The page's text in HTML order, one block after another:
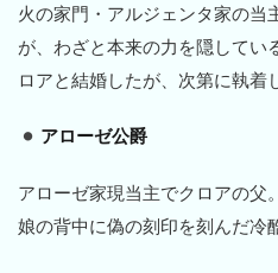
火の家門・アルジェンタ家の当
が、わざと本来の力を隠してい
ロアと結婚したが、次第に執着
アローゼ公爵
アローゼ家現当主でクロアの父
娘の背中に偽の刻印を刻んだ冷